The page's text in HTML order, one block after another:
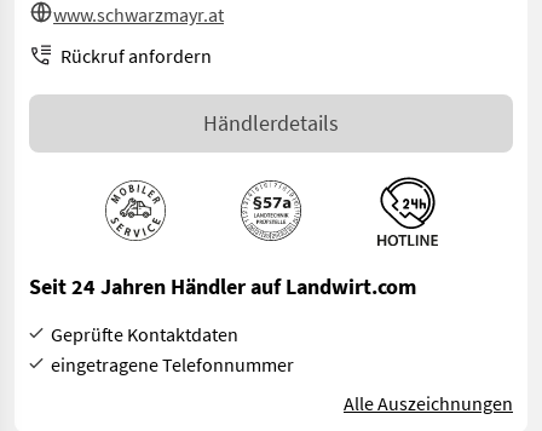
www.schwarzmayr.at
Rückruf anfordern
Händlerdetails
Seit 24 Jahren Händler auf Landwirt.com
Geprüfte Kontaktdaten
eingetragene Telefonnummer
Alle Auszeichnungen